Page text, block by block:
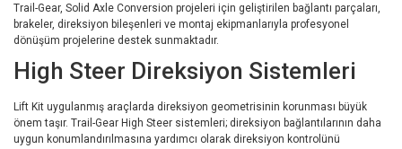
Trail-Gear, Solid Axle Conversion projeleri için geliştirilen bağlantı parçaları,
brakeler, direksiyon bileşenleri ve montaj ekipmanlarıyla profesyonel
dönüşüm projelerine destek sunmaktadır.
High Steer Direksiyon Sistemleri
Lift Kit uygulanmış araçlarda direksiyon geometrisinin korunması büyük
önem taşır. Trail-Gear High Steer sistemleri; direksiyon bağlantılarının daha
uygun konumlandırılmasına yardımcı olarak direksiyon kontrolünü